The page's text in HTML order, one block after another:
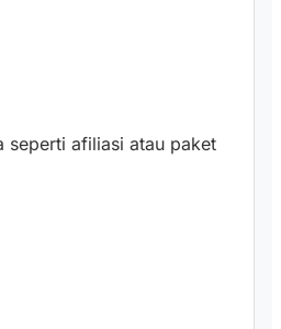
seperti afiliasi atau paket